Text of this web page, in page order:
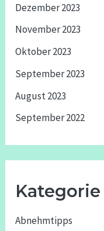
Dezember 2023
November 2023
Oktober 2023
September 2023
August 2023
September 2022
Kategorie
Abnehmtipps